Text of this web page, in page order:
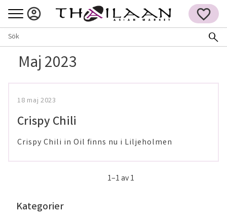
FAVORITER
Maj 2023
18 maj 2023
Crispy Chili
Crispy Chili in Oil finns nu i Liljeholmen
1–1av1
Kategorier